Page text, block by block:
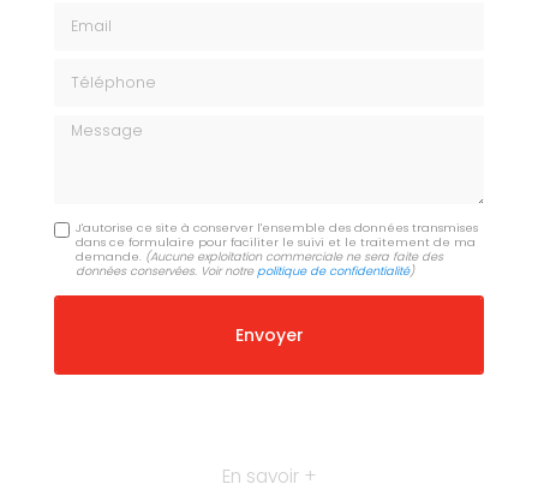
Message
J'autorise ce site à conserver l'ensemble des données transmises
dans ce formulaire pour faciliter le suivi et le traitement de ma
demande. (Aucune exploitation commerciale ne sera faite des
données conservées. Voir notrepolitique de confidentialité)
En savoir +